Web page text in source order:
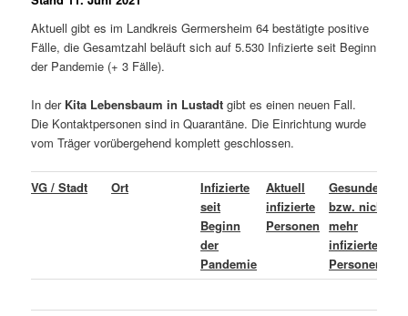
Aktuell gibt es im Landkreis Germersheim 64 bestätigte positive
Fälle, die Gesamtzahl beläuft sich auf 5.530 Infizierte seit Beginn
der Pandemie (+ 3 Fälle).
In der Kita Lebensbaum in Lustadtgibt es einen neuen Fall.
Die Kontaktpersonen sind in Quarantäne. Die Einrichtung wurde
vom Träger vorübergehend komplett geschlossen.
VG / Stadt Ort
Infizierte
seit
Beginn
der
Pandemie
Aktuell
infizierte
Personen
Gesundete
bzw. nicht
mehr
infizierte
Personen